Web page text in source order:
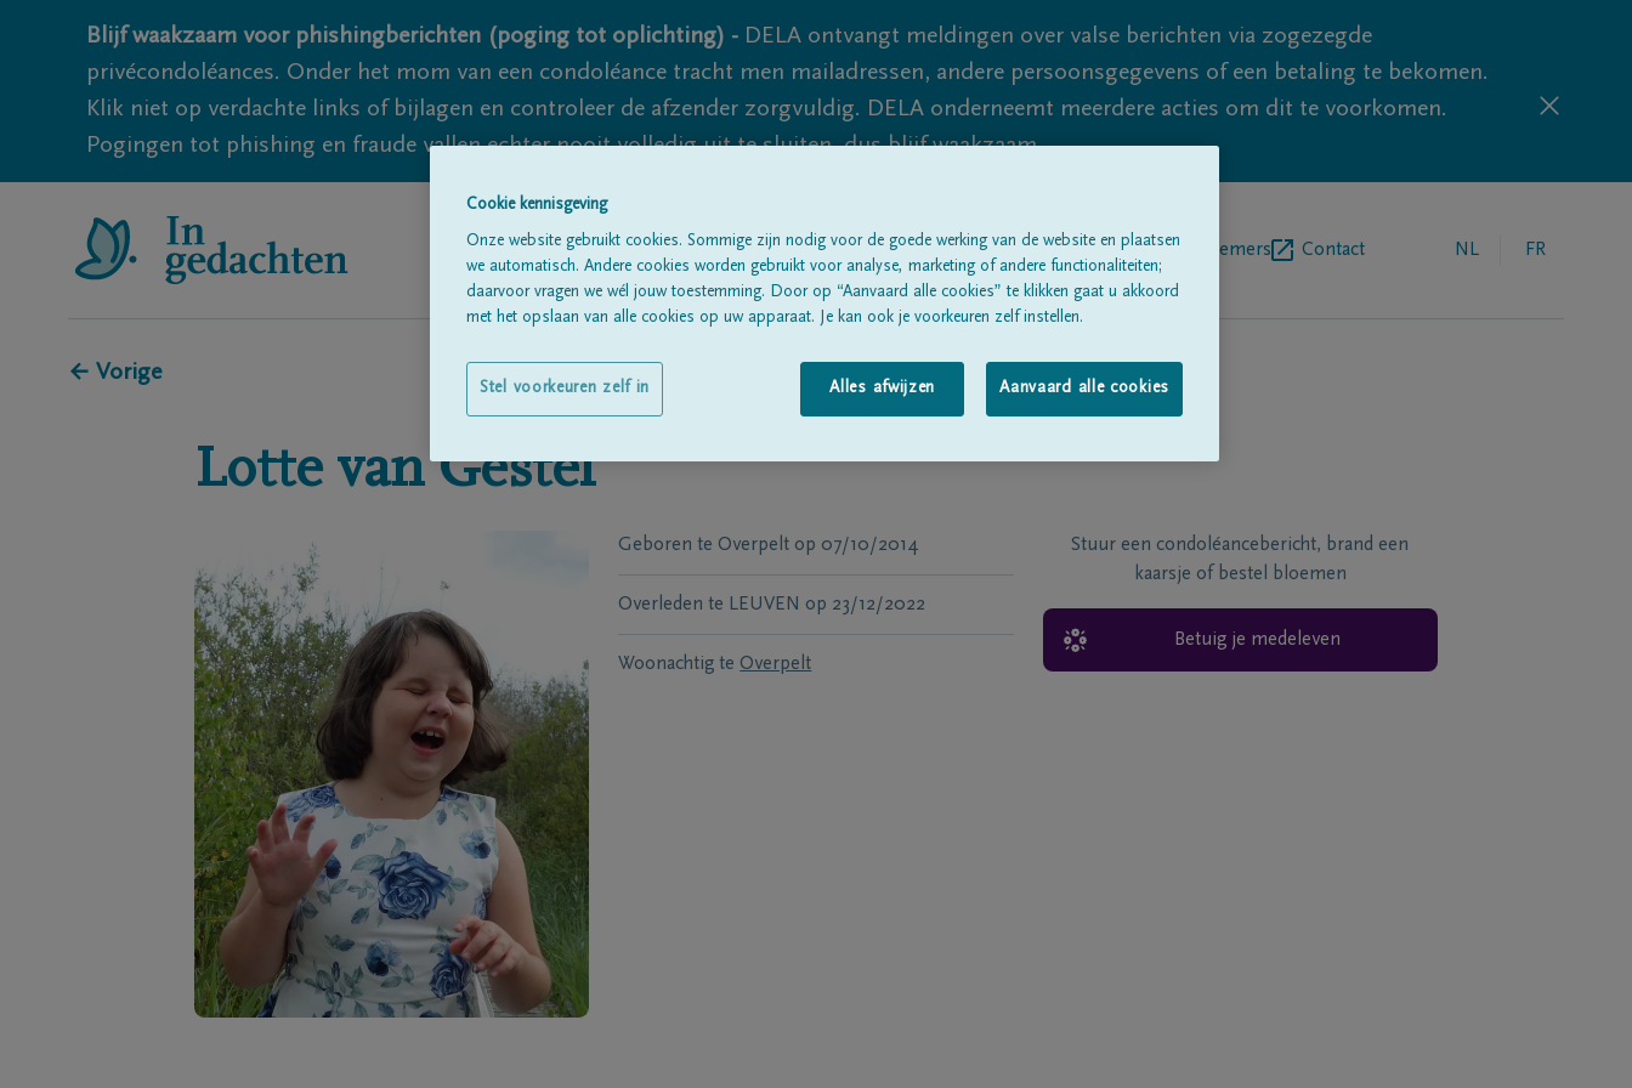
Blijf waakzaam voor phishingberichten (poging tot oplichting) - DELA ontvangt meldingen over valse berichten via zogezegde
privécondoléances. Onder het mom van een condoléance tracht men mailadressen, andere persoonsgegevens of een betaling te bekomen.
Klik niet op verdachte links of bijlagen en controleer de afzender zorgvuldig. DELA onderneemt meerdere acties om dit te voorkomen.
Pogingen tot phishing en fraude vallen echter nooit volledig uit te sluiten, dus blijf waakzaam.
Alle rouwberichtenOver onsBegrafenisondernemers Contact NL FR
← Vorige
Lotte van Gestel
Geboren te Overpelt op 07/10/2014
Overleden te LEUVEN op 23/12/2022
Woonachtig te Overpelt
Stuur een condoléancebericht, brand een
kaarsje of bestel bloemen
Betuig je medeleven
Cookie kennisgeving
Onze website gebruikt cookies. Sommige zijn nodig voor de goede werking van de website en plaatsen
we automatisch. Andere cookies worden gebruikt voor analyse, marketing of andere functionaliteiten;
daarvoor vragen we wél jouw toestemming. Door op “Aanvaard alle cookies” te klikken gaat u akkoord
met het opslaan van alle cookies op uw apparaat. Je kan ook je voorkeuren zelf instellen.
Alles afwijzen Aanvaard alle cookies
Stel voorkeuren zelf in